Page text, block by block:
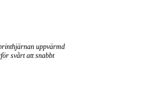
uppvärmd
svårt att snabbt